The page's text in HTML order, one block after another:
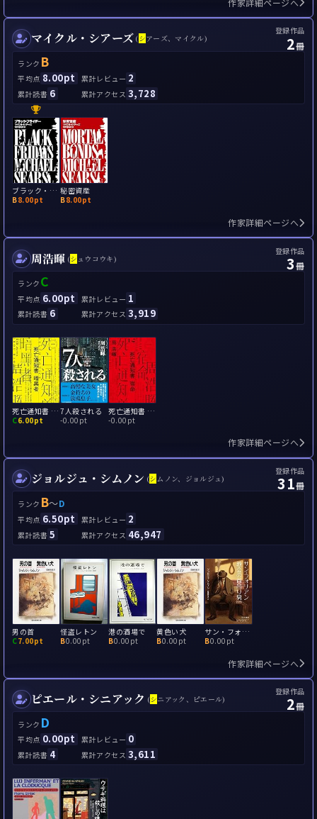
マイクル・シアーズ (シアーズ、マイクル)
登録作品
2冊
ランク B
平均点 8.00pt 累計レビュー 2
累計読書 6 累計アクセス 3,728
ブラック・フライデー
B8.00pt
秘密資産
B8.00pt
作家詳細ページへ
周浩暉 (シ ュウコウキ)
登録作品
3冊
ランク C
平均点 6.00pt 累計レビュー 1
累計読書 6 累計アクセス 3,919
死亡通知書 暗黒者
C6.00pt
7人殺される
-0.00pt
死亡通知書 宿命
-0.00pt
作家詳細ページへ
ジョルジュ・シムノン (シムノン、ジョルジュ)
登録作品
31冊
ランク B～D
平均点 6.50pt 累計レビュー 2
累計読書 5 累計アクセス 46,947
男の首
C7.00pt
怪盗レトン
B0.00pt
港の酒場で
B0.00pt
黄色い犬
B0.00pt
サン・フォリアン寺院の首吊人
B0.00pt
作家詳細ページへ
ピエール・シニアック (シニアック、ピエール)
登録作品
2冊
ランク D
平均点 0.00pt 累計レビュー 0
累計読書 4 累計アクセス 3,611